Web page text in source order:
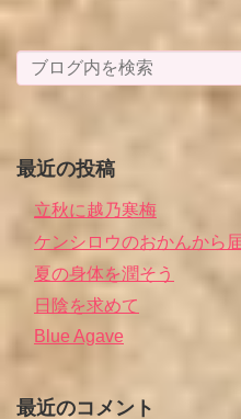
最近の投稿
立秋に越乃寒梅
ケンシロウのおかんから
夏の身体を潤そう
日陰を求めて
Blue Agave
最近のコメント